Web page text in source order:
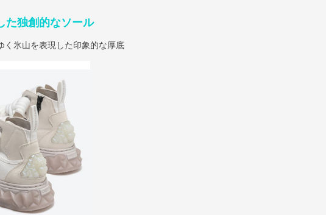
た独創的なソール
く氷山を表現した印象的な厚底